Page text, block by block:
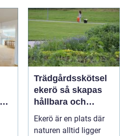
Trädgårdsskötsel
ekerö så skapas
hållbara och
vackra utemiljöer
året runt
Ekerö är en plats där
naturen alltid ligger